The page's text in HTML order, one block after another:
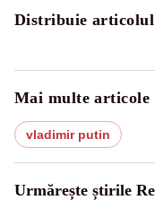
Distribuie articolul
Mai multe articole
vladimir putin
Urmărește știrile